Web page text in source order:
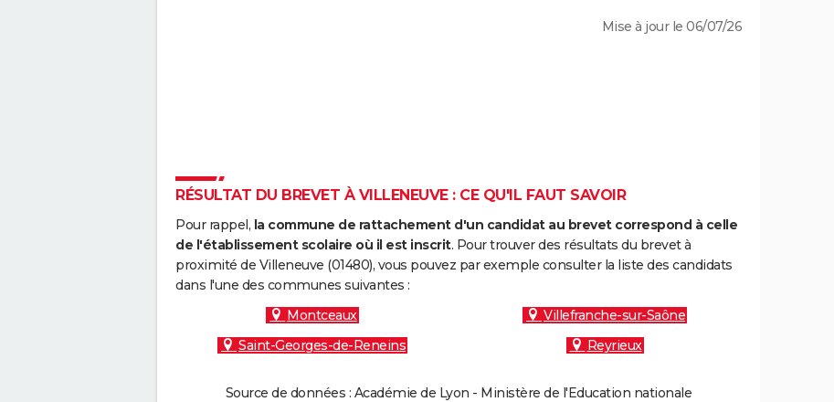
Mise à jour le 06/07/26
RÉSULTAT DU BREVET À VILLENEUVE : CE QU'IL FAUT SAVOIR
Pour rappel, la commune de rattachement d'un candidat au brevet correspond à celle
de l'établissement scolaire où il est inscrit. Pour trouver des résultats du brevet à
proximité de Villeneuve (01480), vous pouvez par exemple consulter la liste des candidats
dans l'une des communes suivantes :
Montceaux
Villefranche-sur-Saône
Saint-Georges-de-Reneins
Reyrieux
Source de données : Académie de Lyon - Ministère de l'Education nationale